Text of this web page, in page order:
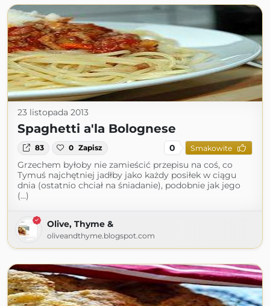
23 listopada 2013
Spaghetti a'la Bolognese
83 0 Zapisz 0 Smakowite
Grzechem byłoby nie zamieścić przepisu na coś, co
Tymuś najchętniej jadłby jako każdy posiłek w ciągu
dnia (ostatnio chciał na śniadanie), podobnie jak jego
(...)
Olive, Thyme &
oliveandthyme.blogspot.com